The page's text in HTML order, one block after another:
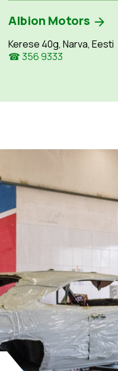
Albion Motors
Kerese 40g, Narva, Eesti
☎ 356 9333